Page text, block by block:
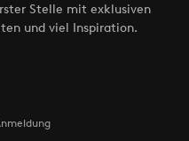
Stelle mit exklusiven
und viel Inspiration.